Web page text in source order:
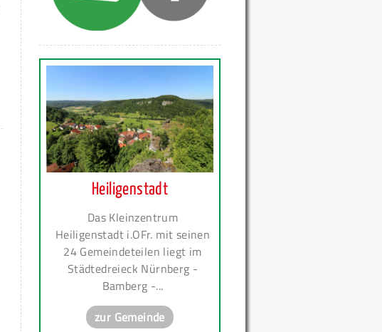
Heiligenstadt
Das Kleinzentrum
Heiligenstadt i.OFr. mit seinen
24 Gemeindeteilen liegt im
Städtedreieck Nürnberg -
Bamberg -...
zur Gemeinde